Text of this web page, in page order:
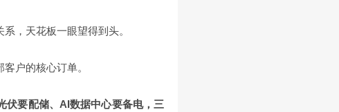
，天花板一眼望得到头。
户的核心订单。
伏要配储、AI数据中心要备电，三